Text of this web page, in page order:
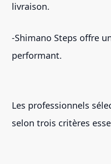
livraison.
-Shimano Steps offre
performant.
Les professionnels
selon trois critères